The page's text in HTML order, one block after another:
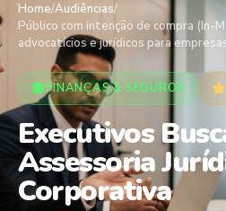
Home/Audiências/
Público com intenção de compra (In-
advocatícios e jurídicos para
FINANÇAS & SEGUROS
Executivos
Assessoria
Corporativa